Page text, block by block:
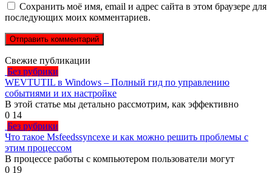
Сохранить моё имя, email и адрес сайта в этом браузере для
последующих моих комментариев.
Свежие публикации
Без рубрики
WEVTUTIL в Windows – Полный гид по управлению
событиями и их настройке
В этой статье мы детально рассмотрим, как эффективно
0 14
Без рубрики
Что такое Msfeedssyncexe и как можно решить проблемы с
этим процессом
В процессе работы с компьютером пользователи могут
0 19